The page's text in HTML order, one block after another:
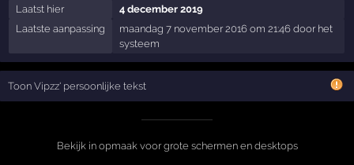
Laatst hier
4 december 2019
Laatste aanpassing
maandag 7 november 2016 om 21:46 door het
systeem
Toon Vipzz' persoonlijke tekst
Bekijk in opmaak voor grote schermen en desktops